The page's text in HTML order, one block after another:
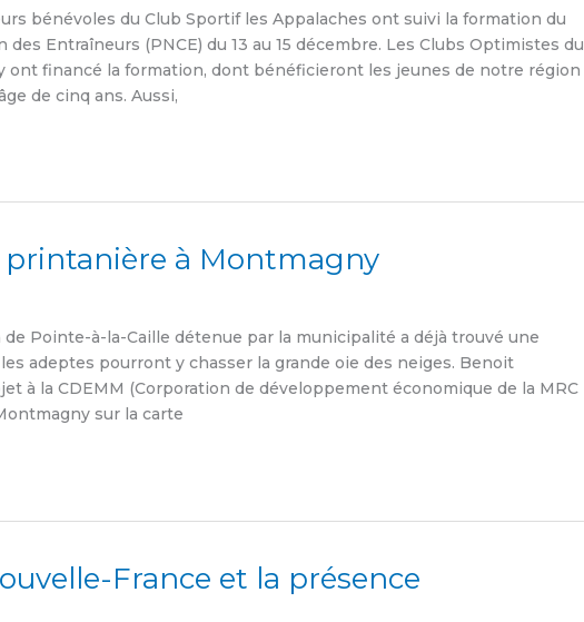
bénévoles du Club Sportif les Appalaches ont suivi la formation du
Entraîneurs (PNCE) du 13 au 15 décembre. Les Clubs Optimistes du
ont financé la formation, dont bénéficieront les jeunes de notre région
de cinq ans. Aussi,
printanière à Montmagny
Pointe-à-la-Caille détenue par la municipalité a déjà trouvé une
adeptes pourront y chasser la grande oie des neiges. Benoit
à la CDEMM (Corporation de développement économique de la MRC
sur la carte
France et la présence